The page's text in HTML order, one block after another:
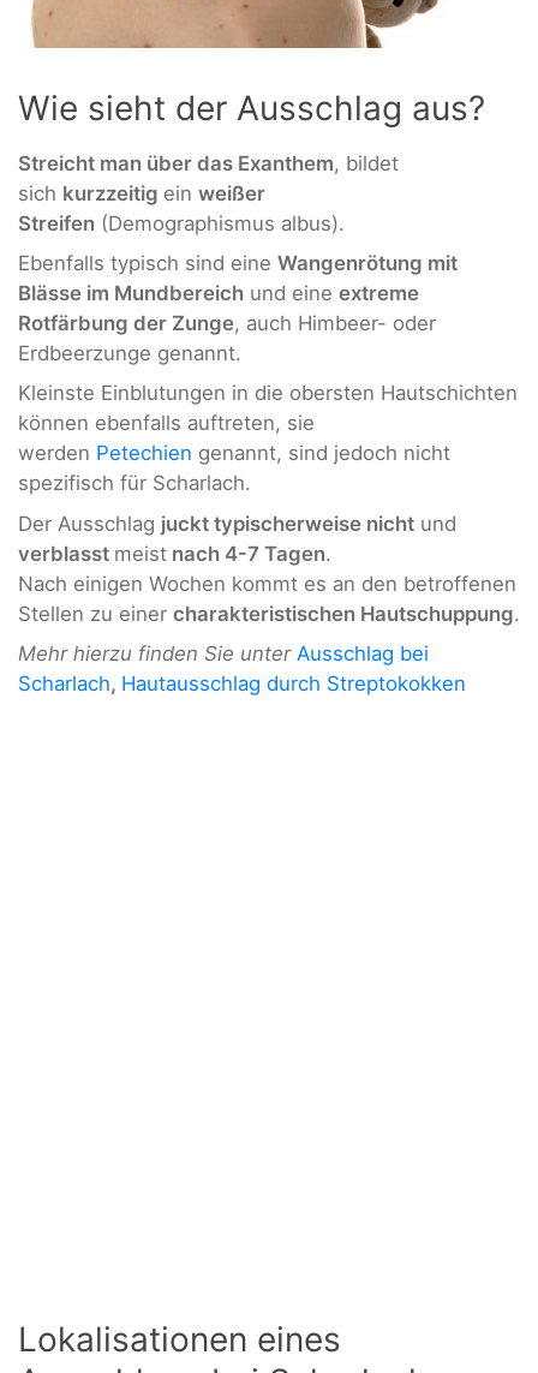
Wie sieht der Ausschlag aus?
Streicht man über das Exanthem, bildet
sich kurzzeitig ein weißer
Streifen (Demographismus albus).
Ebenfalls typisch sind eine Wangenrötung mit
Blässe im Mundbereich und eine extreme
Rotfärbung der Zunge, auch Himbeer- oder
Erdbeerzunge genannt.
Kleinste Einblutungen in die obersten Hautschichten
können ebenfalls auftreten, sie
werden Petechien genannt, sind jedoch nicht
spezifisch für Scharlach.
Der Ausschlag juckt typischerweise nicht und
verblasst meist nach 4-7 Tagen.
Nach einigen Wochen kommt es an den betroffenen
Stellen zu einer charakteristischen Hautschuppung.
Mehr hierzu finden Sie unter Ausschlag bei
Scharlach, Hautausschlag durch Streptokokken
Lokalisationen eines